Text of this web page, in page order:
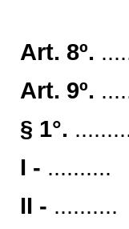
Art. 8º.
Art. 9º.
§ 1°.
I - ..........
II - ..........